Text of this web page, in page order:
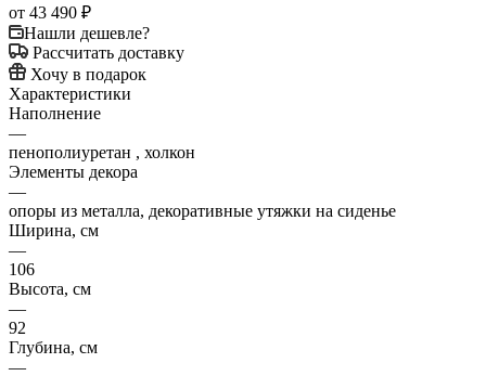
от 43 490 ₽
Нашли дешевле?
Рассчитать доставку
Хочу в подарок
Характеристики
Наполнение
—
пенополиуретан , холкон
Элементы декора
—
опоры из металла, декоративные утяжки на сиденье
Ширина, см
—
106
Высота, см
—
92
Глубина, см
—